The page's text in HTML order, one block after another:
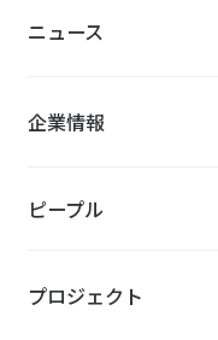
ニュース
企業情報
ピープル
プロジェクト